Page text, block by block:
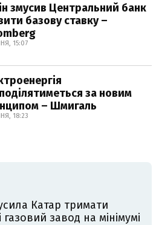
змусив Центральний банк
базову ставку –
15:07
за новим
– Шмигаль
18:23
Катар тримати
газовий завод на мінімумі